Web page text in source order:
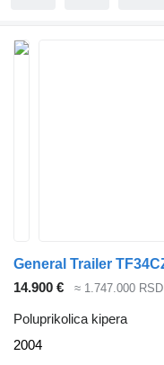
14.900 € ≈ 1.747.000 RSD
Poluprikolica kipera
2004